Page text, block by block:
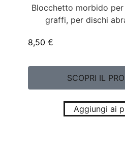
Blocchetto morbido
graffi, per dischi
8,50 €
SCOPRI IL
Aggiungi ai